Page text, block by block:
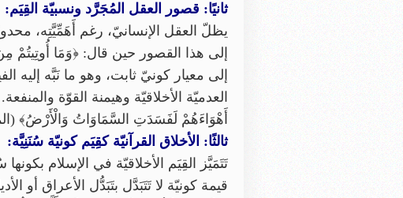
ثانيًا: قصور العقل المُجَرَّد ونسبيّة القِيَم:
يظلّ العقل الإنسانيّ، رغم أَهَمِّيَّتِه،
إلى معيار كونيّ ثابت، وهو ما نَبَّه إليه
العدميّة الأخلاقيّة وهيمنة القوّة
أَهْوَاءَهُمْ لَفَسَدَتِ السَّمَاوَاتُ وَالْأَرْضُ﴾
ثالثًا: الأخلاق القرآنيّة كقِيَم كونيّة سُنَنِيَّة:
تَتَمَيَّز القِيَم الأخلاقيّة في الإسلام